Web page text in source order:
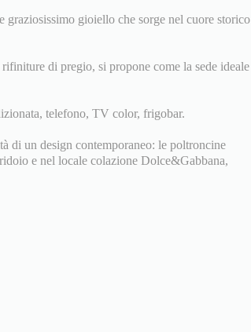
gioiello che sorge nel cuore storico
di pregio, si propone come la sede ideale
telefono, TV color, frigobar.
di un design contemporaneo: le poltroncine
e nel locale colazione Dolce&Gabbana,